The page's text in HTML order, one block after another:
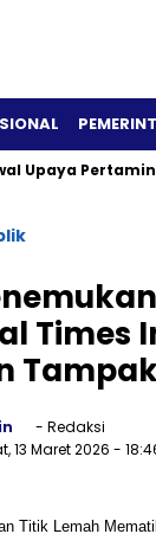
Upaya
Times
- Redaksi
13 Maret 2026 -